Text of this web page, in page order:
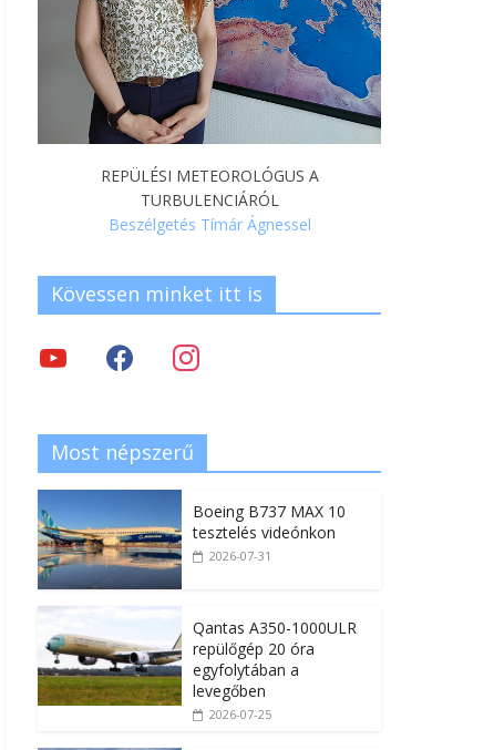
REPÜLÉSI METEOROLÓGUS A
TURBULENCIÁRÓL
Beszélgetés Tímár Ágnessel
Kövessen minket itt is
Most népszerű
Boeing B737 MAX 10
tesztelés videónkon
2026-07-31
Qantas A350-1000ULR
repülőgép 20 óra
egyfolytában a
levegőben
2026-07-25